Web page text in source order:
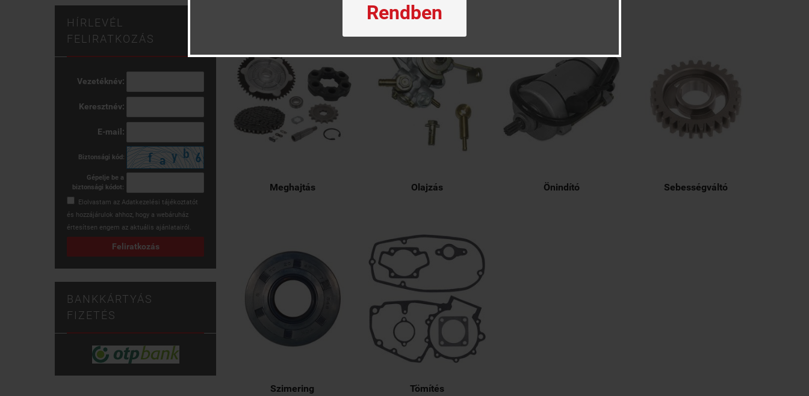
Rendben
HÍRLEVÉL
FELIRATKOZÁS
Vezetéknév:
Keresztnév:
E-mail:
Biztonsági kód:
Gépelje be a
biztonsági kódot:
Elolvastam az Adatkezelési tájékoztatót
és hozzájárulok ahhoz, hogy a webáruház
értesítsen engem az aktuális ajánlatairól.
Feliratkozás
BANKKÁRTYÁS
FIZETÉS
Meghajtás Olajzás Önindító Sebességváltó
Szimering Tömítés